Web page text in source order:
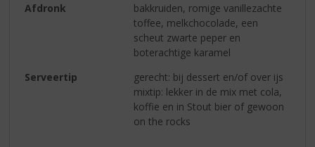
Afdronk
bakkruiden, romige vanillezachte
toffee, melkchocolade, een
scheut zwarte peper en
boterachtige karamel
Serveertip
gerecht: bij dessert en/of over ijs
mixtip: lekker in de mix met cola,
koffie en in Stout bier of gewoon
on the rocks